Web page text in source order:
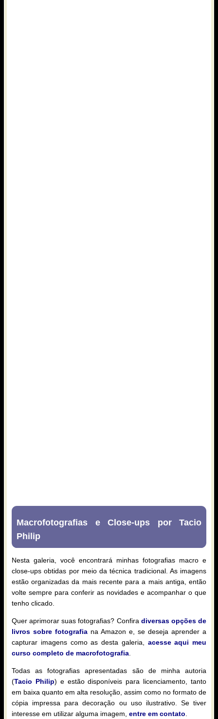
Macrofotografias e Close-ups por Tacio
Philip
Nesta galeria, você encontrará minhas fotografias macro e
close-ups obtidas por meio da técnica tradicional. As imagens
estão organizadas da mais recente para a mais antiga, então
volte sempre para conferir as novidades e acompanhar o que
tenho clicado.
Quer aprimorar suas fotografias? Confira diversas opções de
livros sobre fotografia na Amazon e, se deseja aprender a
capturar imagens como as desta galeria, acesse aqui meu
curso completo de macrofotografia
Todas as fotografias apresentadas são de minha autoria
(Tacio Philip) e estão disponíveis para licenciamento, tanto
em baixa quanto em alta resolução, assim como no formato de
cópia impressa para decoração ou uso ilustrativo. Se tiver
interesse em utilizar alguma imagem, entre em contato